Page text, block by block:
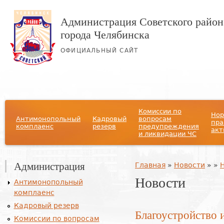
Администрация Советского
города Челябинска
ОФИЦИАЛЬНЫЙ САЙТ
Антимонопольный
комплаенс
Кадровый
резерв
Комиссии по
вопросам
предупреждения
и ликвидации ЧС
Вы здесь
Главная » Новости » »
Новости
Администрация
Антимонопольный
комплаенс
Кадровый резерв
Комиссии по вопросам